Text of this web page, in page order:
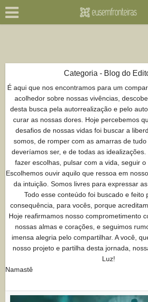
Categoria - Blog do
É aqui que nos encontramos para um
acolhedor sobre nossas vivências,
desta busca pela autorrealização e pelo
curar as nossas dores. Hoje percebemos
desafios de nossas vidas foi buscar a
somos, de romper com as amarras de
deveríamos ser, e de todas as
fazer escolhas, pulsar com a vida, seguir o
Escolhemos ouvir aquilo que ressoa em
da intuição. Somos livres para expressar
Todo esse conteúdo foi buscado e feito
consequência, para vocês, porque
Hoje reafirmamos nosso comprometimento
nossas almas e corações, e seguimos
imensa alegria pelo compartilhar. A você,
nosso projeto e partilha desta jornada,
Luz!
Namastê